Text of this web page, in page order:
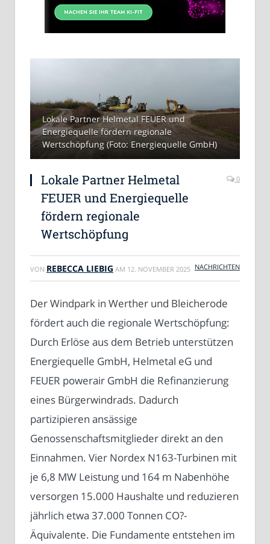
Lokale Partner Helmetal FEUER und
Energiequelle fördern regionale
Wertschöpfung (Foto: Energiequelle GmbH)
Lokale Partner Helmetal
FEUER und Energiequelle
fördern regionale
Wertschöpfung
0
VON REBECCA LIEBIG AM 12. NOVEMBER 2025 NACHRICHTEN
Der Windpark in Werther und Bleicherode
fördert auch die regionale Wertschöpfung:
Durch Erlöse aus dem Betrieb unterstützen
Energiequelle GmbH, Helmetal eG und
FEUER powerair GmbH die Refinanzierung
eines Bürgerwindrads. Dadurch
partizipieren ansässige
Genossenschaftsmitglieder direkt an den
Einnahmen. Vier Nordex N163-Turbinen mit
je 6,8 MW Leistung und 164 m Nabenhöhe
versorgen 15.000 Haushalte und reduzieren
jährlich etwa 37.000 Tonnen CO?-
Äquivalente. Die Fundamente entstehen im